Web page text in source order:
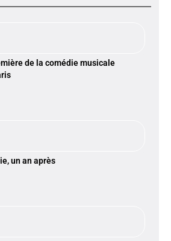
de la comédie musicale
un an après